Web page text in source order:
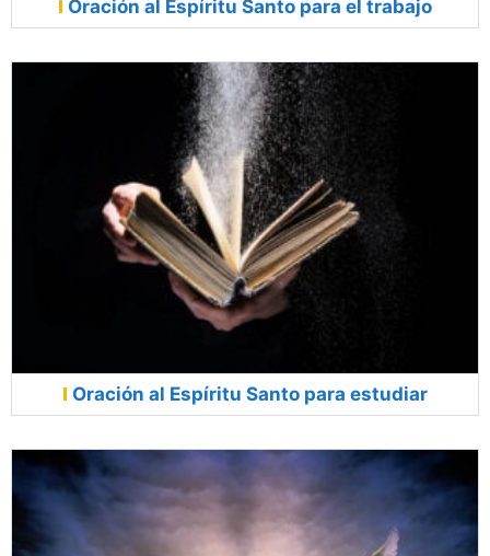
Oración al Espíritu Santo para el trabajo
Oración al Espíritu Santo para estudiar